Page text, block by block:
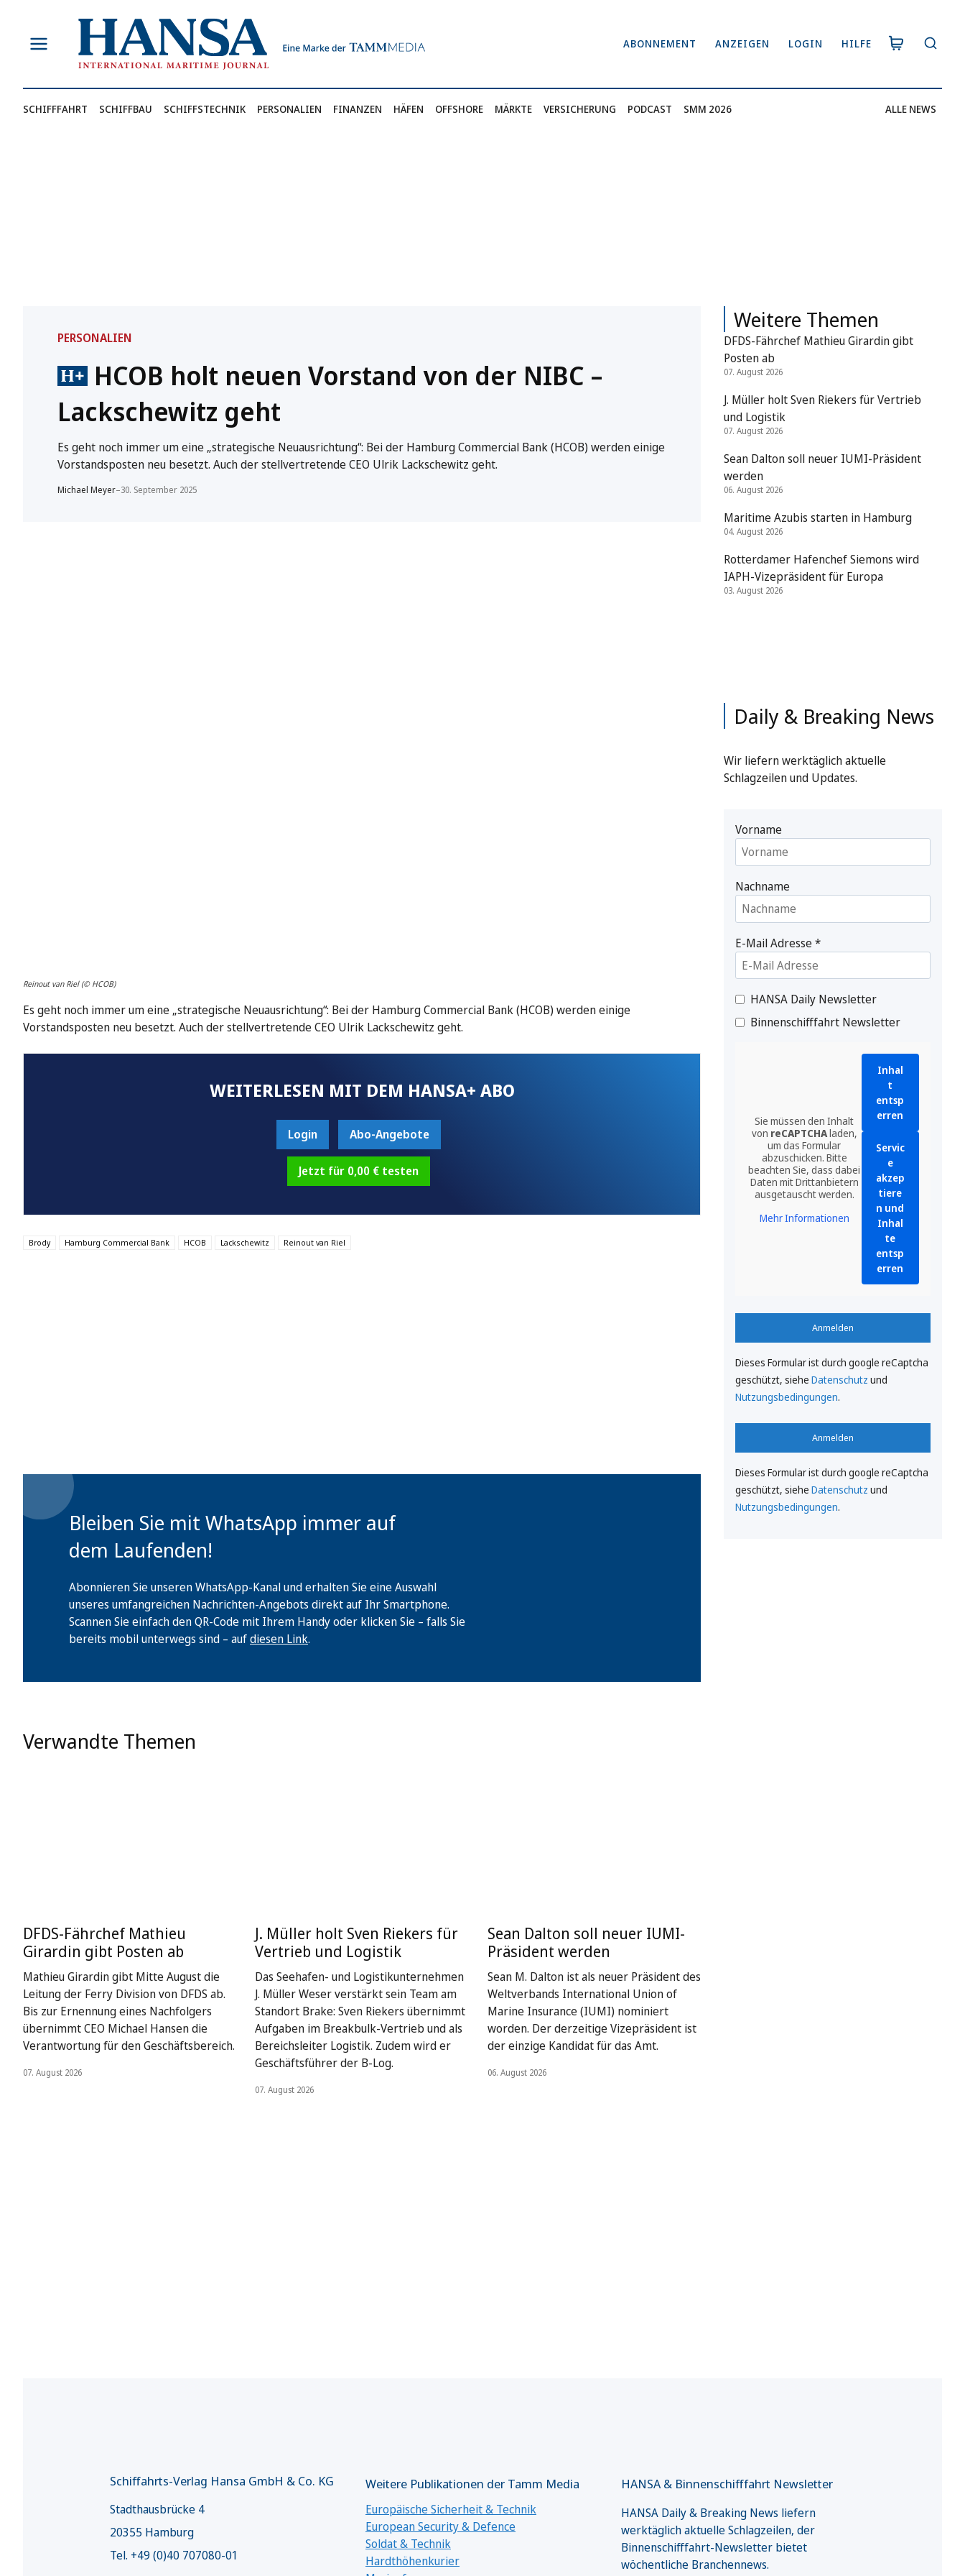
springen
ABONNEMENT ANZEIGEN LOGIN HILFE
SCHIFFFAHRT SCHIFFBAU SCHIFFSTECHNIK PERSONALIEN FINANZEN HÄFEN OFFSHORE MÄRKTE VERSICHERUNG PODCAST SMM 2026 ALLE NEWS
PERSONALIEN
HCOB holt neuen Vorstand von der NIBC –
Lackschewitz geht
Es geht noch immer um eine „strategische Neuausrichtung“: Bei der Hamburg Commercial Bank (HCOB) werden einige
Vorstandsposten neu besetzt. Auch der stellvertretende CEO Ulrik Lackschewitz geht.
Michael Meyer–30. September 2025
Reinout van Riel (© HCOB)
Es geht noch immer um eine „strategische Neuausrichtung“: Bei der Hamburg Commercial Bank (HCOB) werden einige
Vorstandsposten neu besetzt. Auch der stellvertretende CEO Ulrik Lackschewitz geht.
WEITERLESEN MIT DEM HANSA+ ABO
Login Abo-Angebote
Jetzt für 0,00 € testen
Brody Hamburg Commercial Bank HCOB Lackschewitz Reinout van Riel
Bleiben Sie mit WhatsApp immer auf
dem Laufenden!
Abonnieren Sie unseren WhatsApp-Kanal und erhalten Sie eine Auswahl
unseres umfangreichen Nachrichten-Angebots direkt auf Ihr Smartphone.
Scannen Sie einfach den QR-Code mit Ihrem Handy oder klicken Sie – falls Sie
bereits mobil unterwegs sind – aufdiesen Link.
Verwandte Themen
DFDS-Fährchef Mathieu
Girardin gibt Posten ab
Mathieu Girardin gibt Mitte August die
Leitung der Ferry Division von DFDS ab.
Bis zur Ernennung eines Nachfolgers
übernimmt CEO Michael Hansen die
Verantwortung für den Geschäftsbereich.
07. August 2026
J. Müller holt Sven Riekers für
Vertrieb und Logistik
Das Seehafen- und Logistikunternehmen
J. Müller Weser verstärkt sein Team am
Standort Brake: Sven Riekers übernimmt
Aufgaben im Breakbulk-Vertrieb und als
Bereichsleiter Logistik. Zudem wird er
Geschäftsführer der B-Log.
07. August 2026
Sean Dalton soll neuer IUMI-
Präsident werden
Sean M. Dalton ist als neuer Präsident des
Weltverbands International Union of
Marine Insurance (IUMI) nominiert
worden. Der derzeitige Vizepräsident ist
der einzige Kandidat für das Amt.
06. August 2026
Weitere Themen
DFDS-Fährchef Mathieu Girardin gibt
Posten ab
07. August 2026
J. Müller holt Sven Riekers für Vertrieb
und Logistik
07. August 2026
Sean Dalton soll neuer IUMI-Präsident
werden
06. August 2026
Maritime Azubis starten in Hamburg
04. August 2026
Rotterdamer Hafenchef Siemons wird
IAPH-Vizepräsident für Europa
03. August 2026
Daily & Breaking News
Wir liefern werktäglich aktuelle
Schlagzeilen und Updates.
Vorname
Nachname
E-Mail Adresse*
HANSA Daily Newsletter
Binnenschifffahrt Newsletter
Sie müssen den Inhalt
von reCAPTCHAladen,
um das Formular
abzuschicken. Bitte
beachten Sie, dass dabei
Daten mit Drittanbietern
ausgetauscht werden.
Mehr Informationen
Inhal
t
entsp
erren
Servic
e
akzep
tiere
n und
Inhal
te
entsp
erren
Anmelden
Dieses Formular ist durch google reCaptcha
geschützt, siehe Datenschutz und
Nutzungsbedingungen.
Anmelden
Dieses Formular ist durch google reCaptcha
geschützt, siehe Datenschutz und
Nutzungsbedingungen.
Schiffahrts-Verlag Hansa GmbH & Co. KG
Stadthausbrücke 4
20355 Hamburg
Tel. +49 (0)40 707080-01
Weitere Publikationen der Tamm Media
Europäische Sicherheit & Technik
European Security & Defence
Soldat & Technik
Hardthöhenkurier
HANSA & Binnenschifffahrt Newsletter
HANSA Daily & Breaking News liefern
werktäglich aktuelle Schlagzeilen, der
Binnenschifffahrt-Newsletter bietet
wöchentliche Branchennews.